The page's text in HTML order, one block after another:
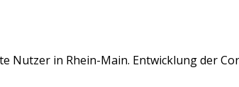
Nutzer in Rhein-Main. Entwicklung der